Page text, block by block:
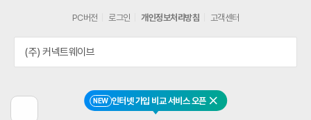
NEW 인터넷 가입 비교 서비스 오픈 닫기
PC버전 로그인 개인정보처리방침 고객센터
(주) 커넥트웨이브